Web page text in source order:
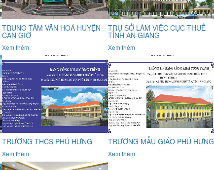
TRUNG TÂM VĂN HOÁ HUYỆN
CẦN GIỜ
Xem thêm
TRỤ SỞ LÀM VIỆC CỤC THUẾ
TỈNH AN GIANG
Xem thêm
TRƯỜNG THCS PHÚ HƯNG
Xem thêm
TRƯỜNG MẪU GIÁO PHÚ HƯNG
Xem thêm